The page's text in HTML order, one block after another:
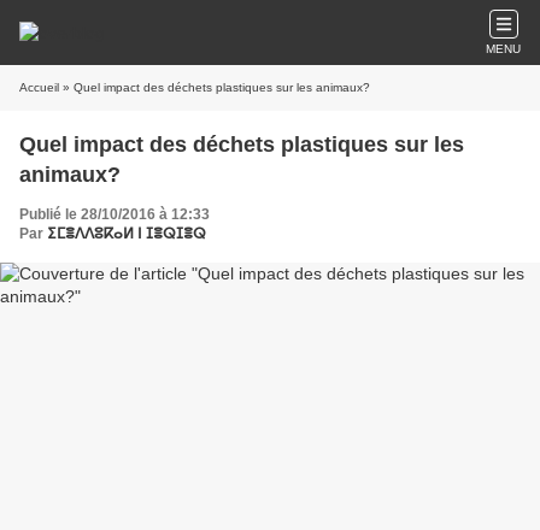
MENU
Accueil » Quel impact des déchets plastiques sur les animaux?
Quel impact des déchets plastiques sur les
animaux?
Publié le 28/10/2016 à 12:33
Par ⵉⵎⴻⴷⴷⵓⴽⴰⵍ ⵏ ⵊⴻⵕⵊⴻⵕ